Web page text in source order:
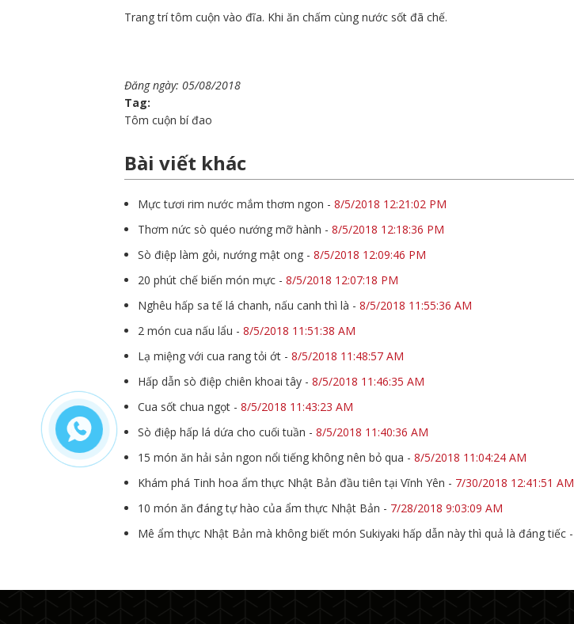
Trang trí tôm cuộn vào đĩa. Khi ăn chấm cùng nước sốt đã chế.
Đăng ngày: 05/08/2018
Tag:
Tôm cuộn bí đao
Bài viết khác
Mực tươi rim nước mắm thơm ngon - 8/5/2018 12:21:02 PM
Thơm nức sò quéo nướng mỡ hành - 8/5/2018 12:18:36 PM
Sò điệp làm gỏi, nướng mật ong - 8/5/2018 12:09:46 PM
20 phút chế biến món mực - 8/5/2018 12:07:18 PM
Nghêu hấp sa tế lá chanh, nấu canh thì là - 8/5/2018 11:55:36 AM
2 món cua nấu lẩu - 8/5/2018 11:51:38 AM
Lạ miệng với cua rang tỏi ớt - 8/5/2018 11:48:57 AM
Hấp dẫn sò điệp chiên khoai tây - 8/5/2018 11:46:35 AM
Cua sốt chua ngọt - 8/5/2018 11:43:23 AM
Sò điệp hấp lá dứa cho cuối tuần - 8/5/2018 11:40:36 AM
15 món ăn hải sản ngon nổi tiếng không nên bỏ qua - 8/5/2018 11:04:24 AM
Khám phá Tinh hoa ẩm thực Nhật Bản đầu tiên tại Vĩnh Yên - 7/30/2018 12:41:51 AM
10 món ăn đáng tự hào của ẩm thực Nhật Bản - 7/28/2018 9:03:09 AM
Mê ẩm thực Nhật Bản mà không biết món Sukiyaki hấp dẫn này thì quả là đáng tiếc -